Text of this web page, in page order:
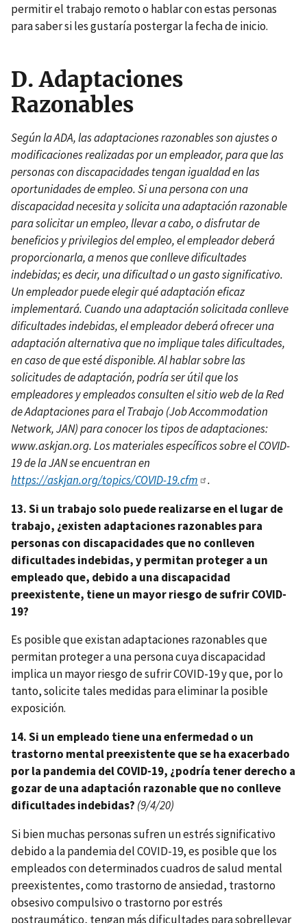
permitir el trabajo remoto o hablar con estas personas
para saber si les gustaría postergar la fecha de inicio.
D.Adaptaciones
Razonables
Según la ADA, las adaptaciones razonables son ajustes o
modificaciones realizadas por un empleador, para que las
personas con discapacidades tengan igualdad en las
oportunidades de empleo. Si una persona con una
discapacidad necesita y solicita una adaptación razonable
para solicitar un empleo, llevar a cabo, o disfrutar de
beneficios y privilegios del empleo, el empleador deberá
proporcionarla, a menos que conlleve dificultades
indebidas; es decir, una dificultad o un gasto significativo.
Un empleador puede elegir qué adaptación eficaz
implementará. Cuando una adaptación solicitada conlleve
dificultades indebidas, el empleador deberá ofrecer una
adaptación alternativa que no implique tales dificultades,
en caso de que esté disponible. Al hablar sobre las
solicitudes de adaptación, podría ser útil que los
empleadores y empleados consulten el sitio web de la Red
de Adaptaciones para el Trabajo (Job Accommodation
Network, JAN) para conocer los tipos de adaptaciones:
www.askjan.org. Los materiales específicos sobre el COVID-
19 de la JAN se encuentran en
https://askjan.org/topics/COVID-19.cfm
.
13. Si un trabajo solo puede realizarse en el lugar de
trabajo, ¿existen adaptaciones razonables para
personas con discapacidades que no conlleven
dificultades indebidas, y permitan proteger a un
empleado que, debido a una discapacidad
preexistente, tiene un mayor riesgo de sufrir COVID-
19?
Es posible que existan adaptaciones razonables que
permitan proteger a una persona cuya discapacidad
implica un mayor riesgo de sufrir COVID-19 y que, por lo
tanto, solicite tales medidas para eliminar la posible
exposición.
14. Si un empleado tiene una enfermedad o un
trastorno mental preexistente que se ha exacerbado
por la pandemia del COVID-19, ¿podría tener derecho a
gozar de una adaptación razonable que no conlleve
dificultades indebidas? (9/4/20)
Si bien muchas personas sufren un estrés significativo
debido a la pandemia del COVID-19, es posible que los
empleados con determinados cuadros de salud mental
preexistentes, como trastorno de ansiedad, trastorno
obsesivo compulsivo o trastorno por estrés
postraumático, tengan más dificultades para sobrellevar